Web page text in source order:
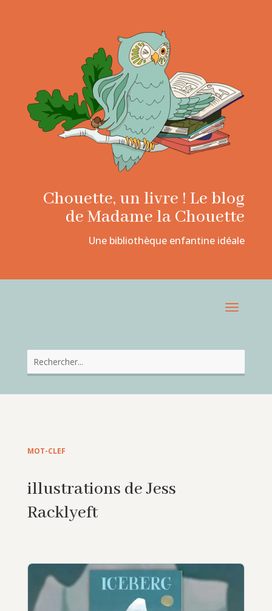
Chouette, un livre ! Le blog
de Madame la Chouette
Une bibliothèque enfantine idéale
MOT-CLEF
illustrations de Jess
Racklyeft